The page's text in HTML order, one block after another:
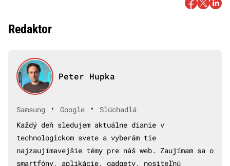
Redaktor
Peter Hupka
Samsung • Google •
Slúchadlá
Každý deň sledujem aktuálne dianie v
technologickom svete a vyberám tie
najzaujímavejšie témy pre náš web. Zaujímam sa o
smartfóny, aplikácie, gadgety, nositeľnú